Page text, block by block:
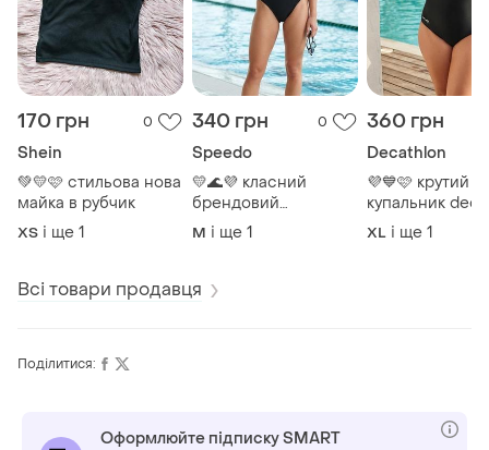
170 грн 0
Shein
💚💛🩷 стильова нова
майка в рубчик
ХS і ще 1
340 грн 0
Speedo
💛🌊💜 класний
брендовий
спортивний
купальник speedo
M і ще 1
360 грн
Decathlon
💜💙🩷 крутий
купальник
XL і ще 1
Всі товари продавця
Поділитися:
Оформлюйте підписку SMART